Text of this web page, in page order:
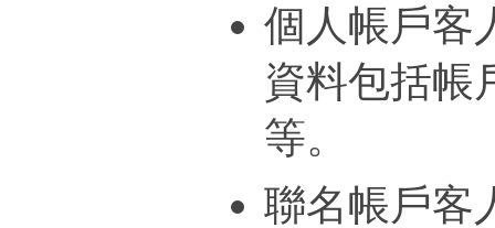
個人帳戶客
資料包括帳
等。
聯名帳戶客